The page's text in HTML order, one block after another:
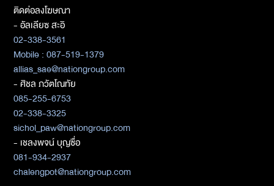
ติดต่อลงโฆษณา
- อัลเลียซ สะอิ
02-338-3561
Mobile : 087-519-1379
allias_sae@nationgroup.com
- ศิชล ภวัตโณทัย
085-255-6753
02-338-3325
sichol_paw@nationgroup.com
- เชลงพจน์ บุญซื่อ
081-934-2937
chalengpot@nationgroup.com